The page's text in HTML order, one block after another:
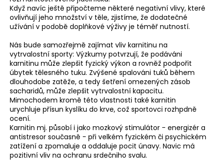
Když navíc ještě připočteme některé negativní vlivy, které
ovlivňují jeho množství v těle, zjistíme, že dodatečné
užívání v podobě doplňkové výživy je téměř nutností.
Nás bude samozřejmě zajímat vliv karnitinu na
vytrvalostní sporty: Výzkumy potvrzují, že podáváni
karnitinu může zlepšit fyzický výkon a rovněž podpořit
úbytek tělesného tuku. Zvýšené spalováni tuků během
dlouhodobe zatěže, a tedy šetření omezených zásob
sacharidů, může zlepšit vytrvalostní kapacitu.
Mimochodem kromě této vlastnosti také karnitin
urychluje přísun kyslíku do krve, což sportovci rozhpdně
ocení.
Karnitin mj. působí i jako mozkový stimulátor - energizér a
antistresor současně - při velkém fyzickém či psychickém
zatížení a zpomaluje a oddaluje pocit únavy. Navic má
pozitivní vliv na ochranu srdečniho svalu.
o
r
u
č
u
j
e
m
e
BĚŽECKÁ
BUNDA
RONHILL
EVERYDAY
JACKET